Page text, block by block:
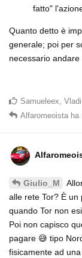
fatto"
Quanto detto è
generale; poi per
necessario andare
Samueleex
Alfaromeoista ha
Giulio_M
alle rete Tor? È
quando Tor non
Poi non capisco
pagare 😅 tipo
fisicamente ad